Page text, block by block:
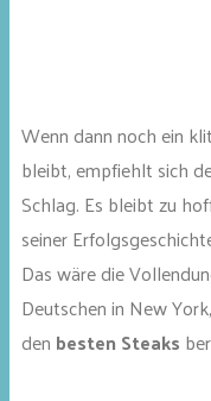
Wenn dann noch ein
bleibt, empfiehlt sich
Schlag. Es bleibt zu
seiner
Das wäre die
Deutschen in New
den besten Steaks